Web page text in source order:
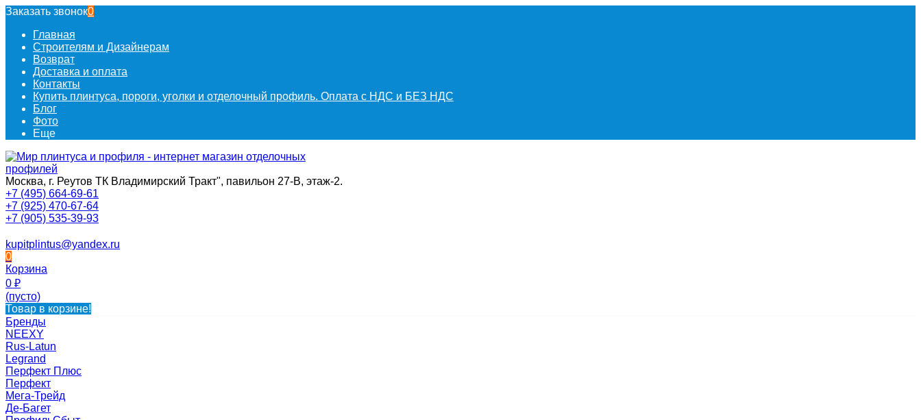
Заказать звонок0
Главная
Строителям и Дизайнерам
Возврат
Доставка и оплата
Контакты
Купить плинтуса, пороги, уголки и отделочный профиль. Оплата с НДС и БЕЗ НДС
Блог
Фото
Еще
Москва, г. Реутов ТК Владимирский Тракт", павильон 27-В, этаж-2.
+7 (495) 664-69-61
+7 (925) 470-67-64
+7 (905) 535-39-93
kupitplintus@yandex.ru
0
Корзина
0 ₽
(пусто)
Товар в корзине!
Бренды
NEEXY
Rus-Latun
Legrand
Перфект Плюс
Перфект
Мега-Трейд
Де-Багет